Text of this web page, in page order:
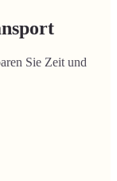
Sie Zeit und